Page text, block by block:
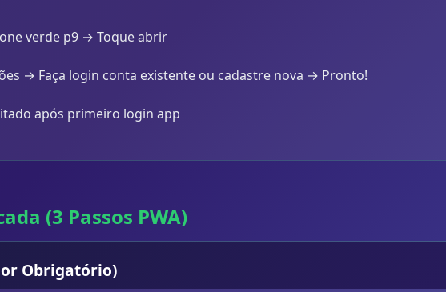
verde p9 → Toque abrir
→ Faça login conta existente ou cadastre nova → Pronto!
após primeiro login app
(3 Passos PWA)
Obrigatório)